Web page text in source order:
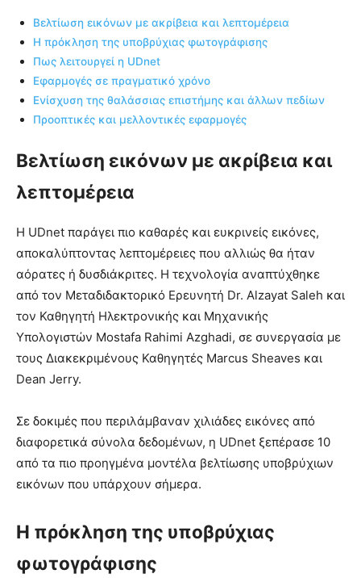
Βελτίωση εικόνων με ακρίβεια και λεπτομέρεια
Η πρόκληση της υποβρύχιας φωτογράφισης
Πως λειτουργεί η UDnet
Εφαρμογές σε πραγματικό χρόνο
Ενίσχυση της θαλάσσιας επιστήμης και άλλων πεδίων
Προοπτικές και μελλοντικές εφαρμογές
Βελτίωση εικόνων με ακρίβεια και
λεπτομέρεια
Η UDnet παράγει πιο καθαρές και ευκρινείς εικόνες,
αποκαλύπτοντας λεπτομέρειες που αλλιώς θα ήταν
αόρατες ή δυσδιάκριτες. Η τεχνολογία αναπτύχθηκε
από τον Μεταδιδακτορικό Ερευνητή Dr. Alzayat Saleh και
τον Καθηγητή Ηλεκτρονικής και Μηχανικής
Υπολογιστών Mostafa Rahimi Azghadi, σε συνεργασία με
τους Διακεκριμένους Καθηγητές Marcus Sheaves και
Dean Jerry.
Σε δοκιμές που περιλάμβαναν χιλιάδες εικόνες από
διαφορετικά σύνολα δεδομένων, η UDnet ξεπέρασε 10
από τα πιο προηγμένα μοντέλα βελτίωσης υποβρύχιων
εικόνων που υπάρχουν σήμερα.
Η πρόκληση της υποβρύχιας
φωτογράφισης